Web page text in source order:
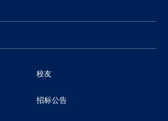
校友
招标公告